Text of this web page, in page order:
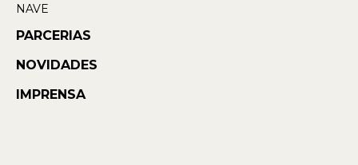
NAVE
PARCERIAS
NOVIDADES
IMPRENSA